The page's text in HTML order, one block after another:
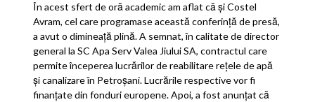
În acest sfert de oră academic am aflat că şi Costel
Avram, cel care programase această conferinţă de presă,
a avut o dimineaţă plină. A semnat, în calitate de director
general la SC Apa Serv Valea Jiului SA, contractul care
permite începerea lucrărilor de reabilitare reţele de apă
şi canalizare în Petroşani. Lucrările respective vor fi
finanţate din fonduri europene. Apoi, a fost anunţat că